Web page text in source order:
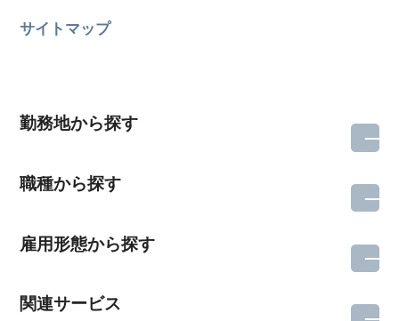
サイトマップ
勤務地から探す
職種から探す
雇用形態から探す
関連サービス